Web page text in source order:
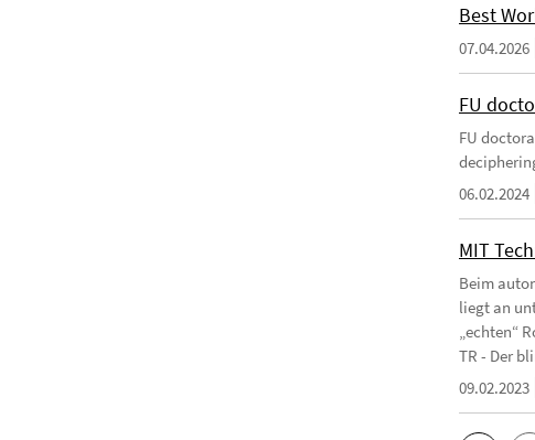
Best
07.04.2026
FU
FU
06.02.2024
MIT
Beim
liegt an
„echten“
TR - Der
09.02.2023